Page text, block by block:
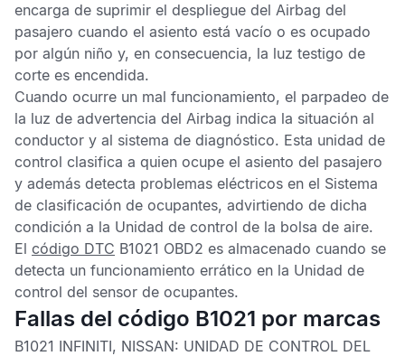
encarga de suprimir el despliegue del Airbag del
pasajero cuando el asiento está vacío o es ocupado
por algún niño y, en consecuencia, la luz testigo de
corte es encendida.
Cuando ocurre un mal funcionamiento, el parpadeo de
la luz de advertencia del Airbag indica la situación al
conductor y al sistema de diagnóstico. Esta unidad de
control clasifica a quien ocupe el asiento del pasajero
y además detecta problemas eléctricos en el Sistema
de clasificación de ocupantes, advirtiendo de dicha
condición a la Unidad de control de la bolsa de aire.
El código DTC B1021 OBD2 es almacenado cuando se
detecta un funcionamiento errático en la Unidad de
control del sensor de ocupantes.
Fallas del código B1021 por marcas
B1021 INFINITI, NISSAN: UNIDAD DE CONTROL DEL